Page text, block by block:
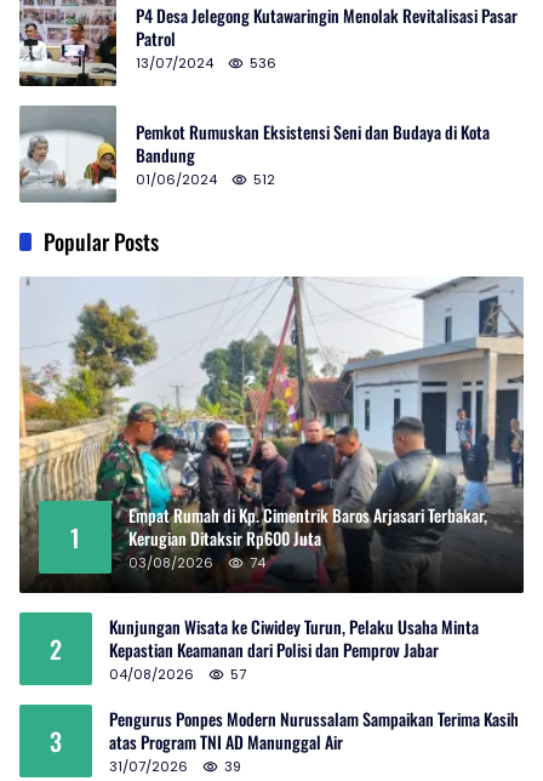
P4 Desa Jelegong Kutawaringin Menolak Revitalisasi Pasar
Patrol
13/07/2024 536
Pemkot Rumuskan Eksistensi Seni dan Budaya di Kota
Bandung
01/06/2024 512
Popular Posts
1
Empat Rumah di Kp. Cimentrik Baros Arjasari Terbakar,
Kerugian Ditaksir Rp600 Juta
03/08/2026 74
2
Kunjungan Wisata ke Ciwidey Turun, Pelaku Usaha Minta
Kepastian Keamanan dari Polisi dan Pemprov Jabar
04/08/2026 57
3
Pengurus Ponpes Modern Nurussalam Sampaikan Terima Kasih
atas Program TNI AD Manunggal Air
31/07/2026 39